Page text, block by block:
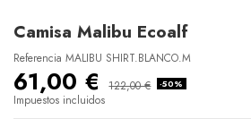
Camisa Malibu Ecoalf
Referencia MALIBU SHIRT.BLANCO.M
61,00 € 122,00 € -50%
Impuestos incluidos